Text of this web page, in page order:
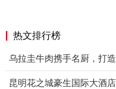
热文排行榜
乌拉圭牛肉携手名厨，打
昆明花之城豪生国际大酒